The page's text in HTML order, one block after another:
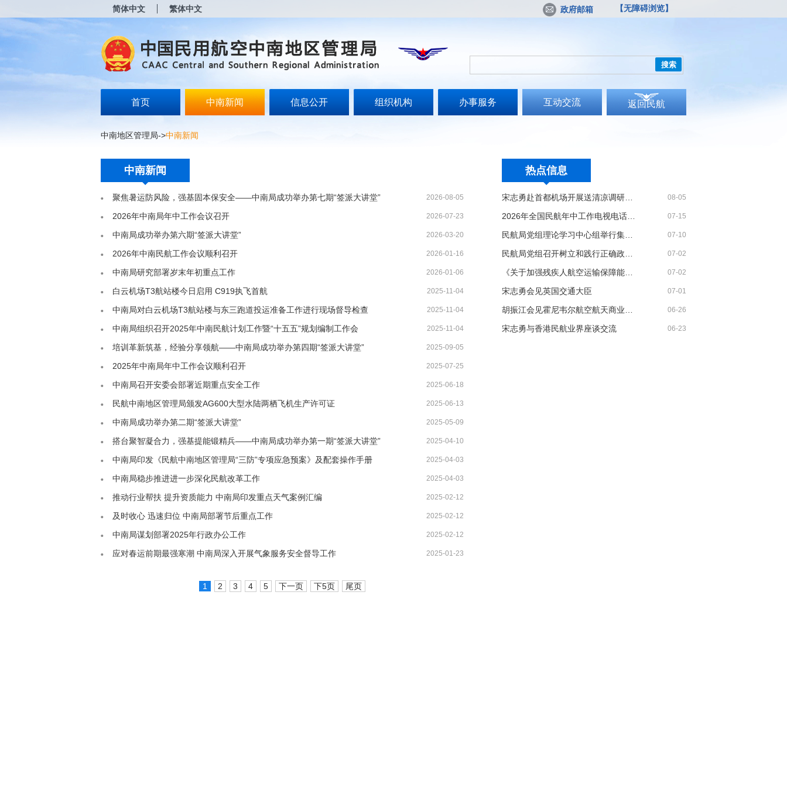
简体中文 繁体中文 政府邮箱 【无障碍浏览】
搜索
首页 中南新闻 信息公开 组织机构 办事服务 互动交流 返回民航
中南地区管理局->中南新闻
热点信息
08-05
07-15
07-10
07-02
07-02
宋志勇会见英国交通大臣 07-01
06-26
宋志勇与香港民航业界座谈交流 06-23
中南新闻
聚焦暑运防风险，强基固本保安全——中南局成功举办第七期“签派大讲堂” 2026-08-05
2026年中南局年中工作会议召开 2026-07-23
中南局成功举办第六期“签派大讲堂” 2026-03-20
2026年中南民航工作会议顺利召开 2026-01-16
中南局研究部署岁末年初重点工作 2026-01-06
白云机场T3航站楼今日启用 C919执飞首航 2025-11-04
中南局对白云机场T3航站楼与东三跑道投运准备工作进行现场督导检查 2025-11-04
中南局组织召开2025年中南民航计划工作暨“十五五”规划编制工作会 2025-11-04
培训革新筑基，经验分享领航——中南局成功举办第四期“签派大讲堂” 2025-09-05
2025年中南局年中工作会议顺利召开 2025-07-25
中南局召开安委会部署近期重点安全工作 2025-06-18
民航中南地区管理局颁发AG600大型水陆两栖飞机生产许可证 2025-06-13
中南局成功举办第二期“签派大讲堂” 2025-05-09
搭台聚智凝合力，强基提能锻精兵——中南局成功举办第一期“签派大讲堂” 2025-04-10
中南局印发《民航中南地区管理局“三防”专项应急预案》及配套操作手册 2025-04-03
中南局稳步推进进一步深化民航改革工作 2025-04-03
推动行业帮扶 提升资质能力 中南局印发重点天气案例汇编 2025-02-12
及时收心 迅速归位 中南局部署节后重点工作 2025-02-12
中南局谋划部署2025年行政办公工作 2025-02-12
应对春运前期最强寒潮 中南局深入开展气象服务安全督导工作 2025-01-23
1 2 3 4 5 下一页 下5页 尾页
打
无
障